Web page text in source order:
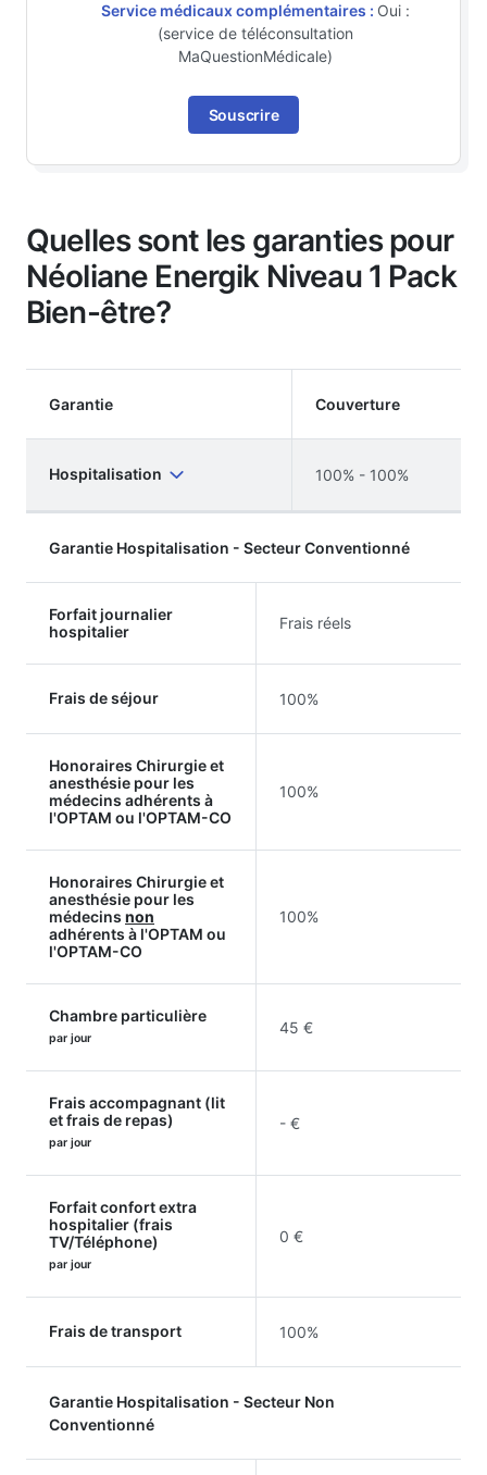
Service médicaux complémentaires : Oui :
(service de téléconsultation
MaQuestionMédicale)
Souscrire
Quelles sont les garanties pour
Néoliane Energik Niveau 1 Pack
Bien-être?
Garantie Couverture
Hospitalisation 100% - 100%
Garantie Hospitalisation - Secteur Conventionné
Forfait journalier
hospitalier
Frais réels
Frais de séjour 100%
Honoraires Chirurgie et
anesthésie pour les
médecins adhérents à
l'OPTAM ou l'OPTAM-CO
100%
Honoraires Chirurgie et
anesthésie pour les
médecins non
adhérents à l'OPTAM ou
l'OPTAM-CO
100%
Chambre particulière
par jour
45 €
Frais accompagnant (lit
et frais de repas)
par jour
- €
Forfait confort extra
hospitalier (frais
TV/Téléphone)
par jour
0 €
Frais de transport 100%
Garantie Hospitalisation - Secteur Non
Conventionné